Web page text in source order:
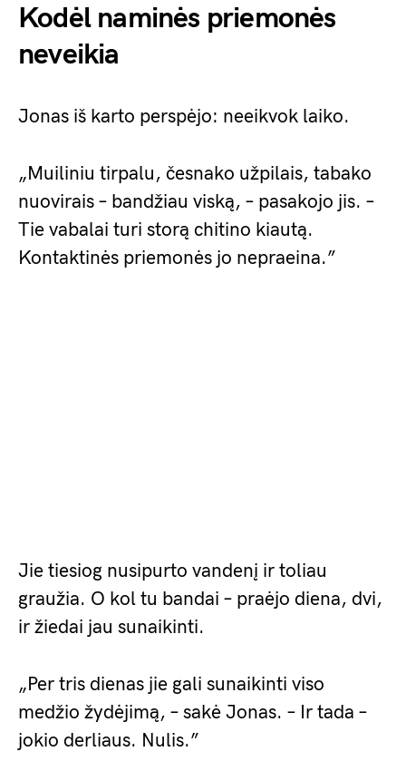
Kodėl naminės priemonės
neveikia
Jonas iš karto perspėjo: neeikvok laiko.
„Muiliniu tirpalu, česnako užpilais, tabako
nuovirais – bandžiau viską, – pasakojo jis. –
Tie vabalai turi storą chitino kiautą.
Kontaktinės priemonės jo nepraeina.”
Jie tiesiog nusipurto vandenį ir toliau
graužia. O kol tu bandai – praėjo diena, dvi,
ir žiedai jau sunaikinti.
„Per tris dienas jie gali sunaikinti viso
medžio žydėjimą, – sakė Jonas. – Ir tada –
jokio derliaus. Nulis.”